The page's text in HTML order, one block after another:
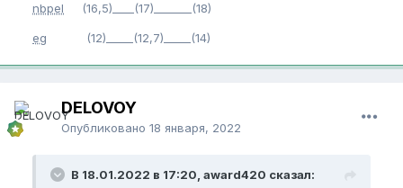
nbpel (16,5)____(17)_______(18)
eg (12)_____(12,7)_____(14)
DELOVOY
Опубликовано 18 января, 2022
В 18.01.2022 в 17:20, award420 сказал: